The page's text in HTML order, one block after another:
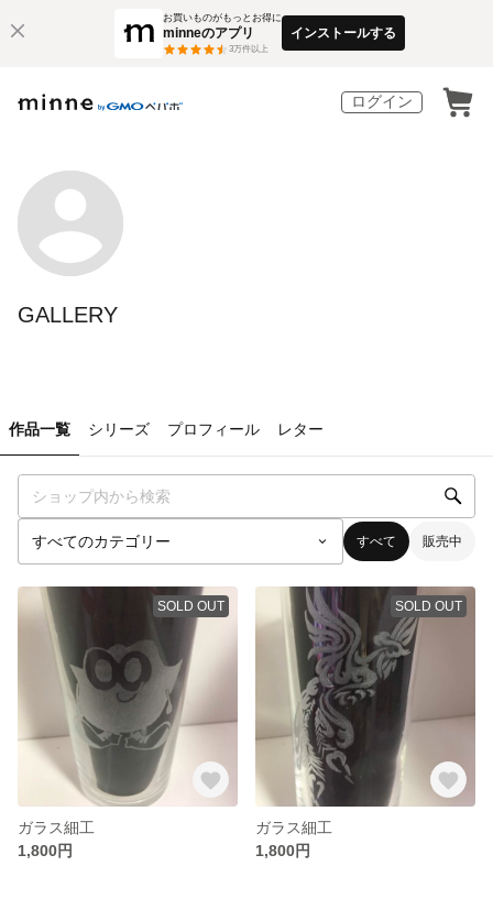
お買いものがもっとお得に
minneのアプリ
3万件以上
インストールする
ログイン
GALLERY
作品一覧 シリーズ プロフィール レター
すべて 販売中
SOLD OUT
ガラス細工
1,800円
SOLD OUT
ガラス細工
1,800円